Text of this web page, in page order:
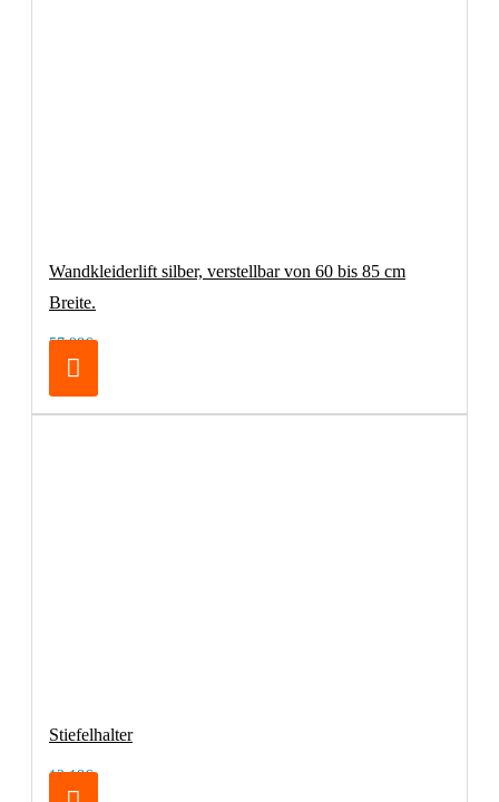
Wandkleiderlift silber, verstellbar von 60 bis 85 cm
Breite.
57,98€
Stiefelhalter
12,18€